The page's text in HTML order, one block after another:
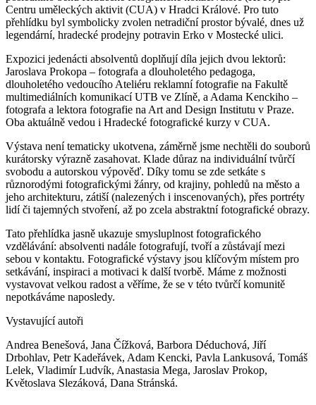
Centru uměleckých aktivit (CUA) v Hradci Králové. Pro tuto
přehlídku byl symbolicky zvolen netradiční prostor bývalé, dnes už
legendární, hradecké prodejny potravin Erko v Mostecké ulici.
Expozici jedenácti absolventů doplňují díla jejich dvou lektorů:
Jaroslava Prokopa – fotografa a dlouholetého pedagoga,
dlouholetého vedoucího Ateliéru reklamní fotografie na Fakultě
multimediálních komunikací UTB ve Zlíně, a Adama Kenckiho –
fotografa a lektora fotografie na Art and Design Institutu v Praze.
Oba aktuálně vedou i Hradecké fotografické kurzy v CUA.
Výstava není tematicky ukotvena, záměrně jsme nechtěli do souborů
kurátorsky výrazně zasahovat. Klade důraz na individuální tvůrčí
svobodu a autorskou výpověď. Díky tomu se zde setkáte s
různorodými fotografickými žánry, od krajiny, pohledů na město a
jeho architekturu, zátiší (nalezených i inscenovaných), přes portréty
lidí či tajemných stvoření, až po zcela abstraktní fotografické obrazy.
Tato přehlídka jasně ukazuje smysluplnost fotografického
vzdělávání: absolventi nadále fotografují, tvoří a zůstávají mezi
sebou v kontaktu. Fotografické výstavy jsou klíčovým místem pro
setkávání, inspiraci a motivaci k další tvorbě. Máme z možnosti
vystavovat velkou radost a věříme, že se v této tvůrčí komunitě
nepotkáváme naposledy.
Vystavující autoři
Andrea Benešová, Jana Čížková, Barbora Déduchová, Jiří
Drbohlav, Petr Kadeřávek, Adam Kencki, Pavla Lankusová, Tomáš
Lelek, Vladimír Ludvík, Anastasia Mega, Jaroslav Prokop,
Květoslava Slezáková, Dana Stránská.